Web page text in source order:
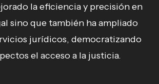
la eficiencia y precisión en
sino que también ha ampliado
jurídicos, democratizando
el acceso a la justicia.